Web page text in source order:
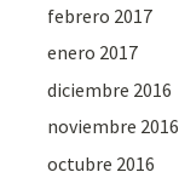
febrero 2017
enero 2017
diciembre 2016
noviembre 2016
octubre 2016